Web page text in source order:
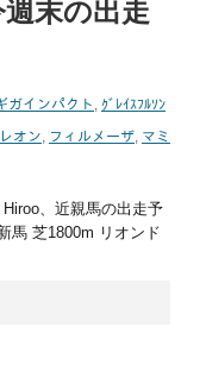
末の出走
ガインパクト ｸﾞﾚｲｽﾌﾙｿﾝ
オン フィルメーザ マミ
、近親馬の出走予
馬 芝1800m リオンド